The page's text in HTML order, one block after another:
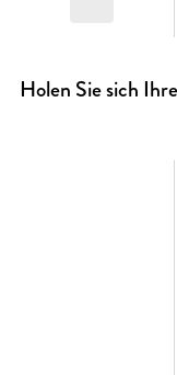
Holen Sie sich